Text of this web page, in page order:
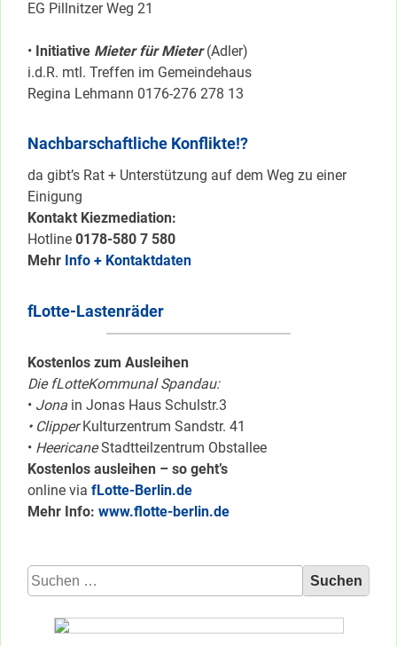
EG Pillnitzer Weg 21
• Initiative Mieter für Mieter(Adler)
i.d.R. mtl. Treffen im Gemeindehaus
Regina Lehmann 0176-276 278 13
Nachbarschaftliche Konflikte!?
da gibt’s Rat + Unterstützung auf dem Weg zu einer
Einigung
Kontakt Kiezmediation:
Hotline 0178-580 7 580
Mehr Info + Kontaktdaten
fLotte-Lastenräder
Kostenlos zum Ausleihen
Die fLotteKommunal Spandau:
• Jona in Jonas Haus Schulstr.3
• ClipperKulturzentrum Sandstr. 41
• HeericaneStadtteilzentrum Obstallee
Kostenlos ausleihen – so geht’s
online via fLotte-Berlin.de
Mehr Info: www.flotte-berlin.de
Suchen
nach: